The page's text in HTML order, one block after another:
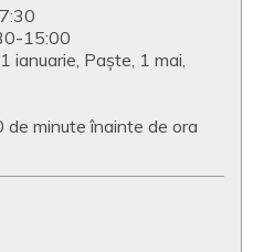
15:00
ianuarie, Paște, 1 mai,
minute înainte de ora